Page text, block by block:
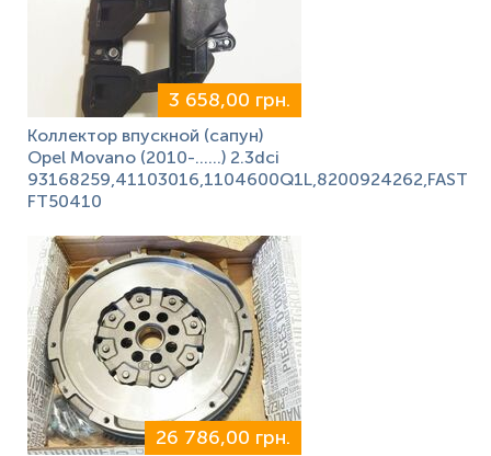
3 658,00 грн.
Коллектор впускной (сапун)
Opel Movano (2010-……) 2.3dci
93168259,41103016,1104600Q1L,8200924262,FAST
FT50410
26 786,00 грн.